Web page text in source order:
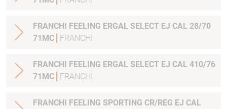
FRANCHI FEELING ERGAL SELECT EJ CAL 28/70
71MC
FRANCHI
FRANCHI FEELING ERGAL SELECT EJ CAL 410/76
71MC
FRANCHI
FRANCHI FEELING SPORTING CR/REG EJ CAL